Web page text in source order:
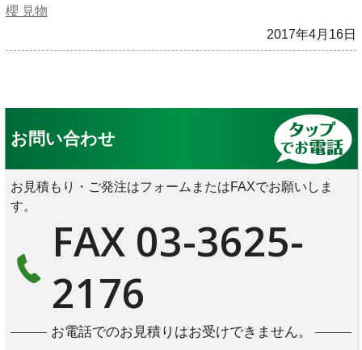
櫻 見物
2017年4月16日
お問い合わせ
お見積もり・ご発注はフォームまたはFAXでお願いしま
す。
FAX 03-3625-
2176
お電話でのお見積りはお受けできません。